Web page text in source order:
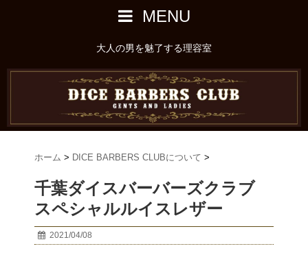
MENU
大人の男を魅了する理容室
ホーム > DICE BARBERS CLUBについて >
千葉ダイスバーバーズクラブ
スペシャルルイスレザー
2021/04/08